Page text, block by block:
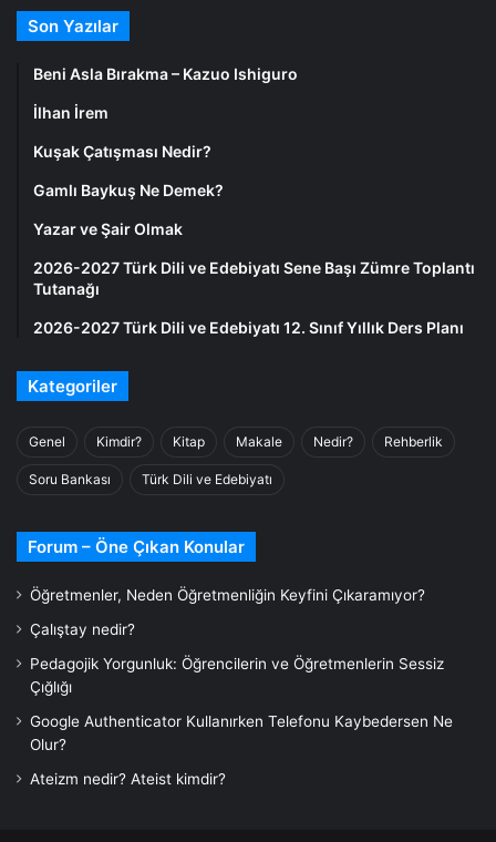
Son Yazılar
Beni Asla Bırakma – Kazuo Ishiguro
İlhan İrem
Kuşak Çatışması Nedir?
Gamlı Baykuş Ne Demek?
Yazar ve Şair Olmak
2026-2027 Türk Dili ve Edebiyatı Sene Başı Zümre Toplantı
Tutanağı
2026-2027 Türk Dili ve Edebiyatı 12. Sınıf Yıllık Ders Planı
Kategoriler
Genel Kimdir? Kitap Makale Nedir? Rehberlik
Soru Bankası Türk Dili ve Edebiyatı
Forum – Öne Çıkan Konular
Öğretmenler, Neden Öğretmenliğin Keyfini Çıkaramıyor?
Çalıştay nedir?
Pedagojik Yorgunluk: Öğrencilerin ve Öğretmenlerin Sessiz
Çığlığı
Google Authenticator Kullanırken Telefonu Kaybedersen Ne
Olur?
Ateizm nedir? Ateist kimdir?